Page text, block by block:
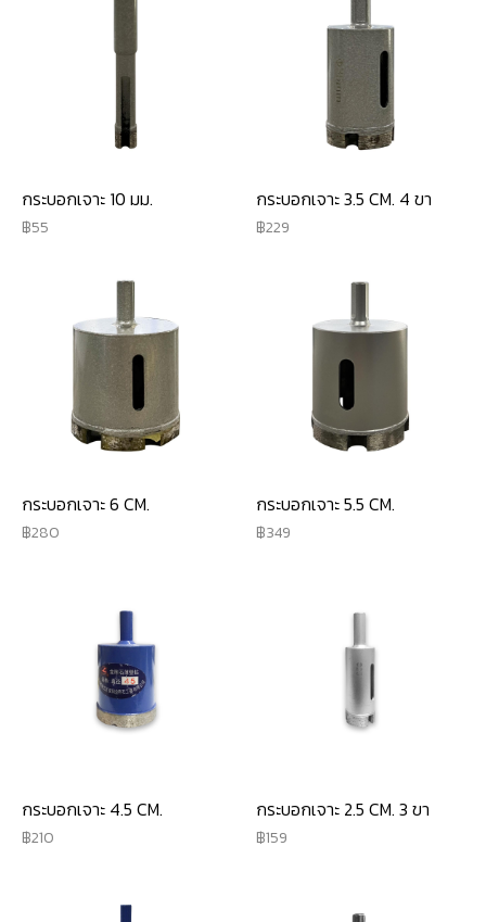
กระบอกเจาะ 10 มม.
55
กระบอกเจาะ 3.5 CM. 4 ขา
229
กระบอกเจาะ 6 CM.
280
กระบอกเจาะ 5.5 CM.
349
กระบอกเจาะ 4.5 CM.
210
กระบอกเจาะ 2.5 CM. 3 ขา
159